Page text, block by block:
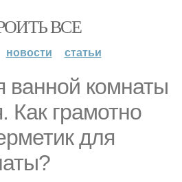
ВСЕ
новости статьи
ванной комнаты
Как грамотно
для